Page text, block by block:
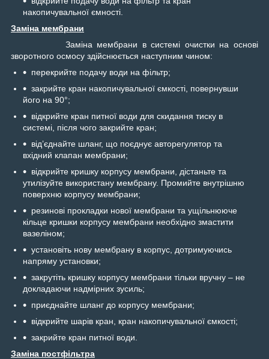
накопичувальної ємності.
Заміна мембрани
Заміна мембрани в системі очистки на основі
зворотного осмосу здійснюється наступним чином:
перекрийте подачу води на фільтр;
закрийте кран накопичувальної ємкості, повернувши
його на 90°;
відкрийте кран питної води для скидання тиску в
системі, після чого закрийте кран;
від’єднайте шланг, що поєднує авторегулятор та
вхідний клапан мембрани;
відкрийте кришку корпусу мембрани, дістаньте та
утилізуйте використану мембрану. Промийте внутрішню
поверхню корпусу мембрани;
резинові прокладки нової мембрани та ущільнююче
кільце кришки корпусу мембрани необхідно змастити
вазеліном;
установіть нову мембрану в корпус, дотримуючись
напряму установки;
закрутіть кришку корпусу мембрани тільки вручну – не
докладаючи надмірних зусиль;
приєднайте шланг до корпусу мембрани;
відкрийте шарів кран, кран накопичувальної ємкості;
закрийте кран питної води.
Заміна постфільтра